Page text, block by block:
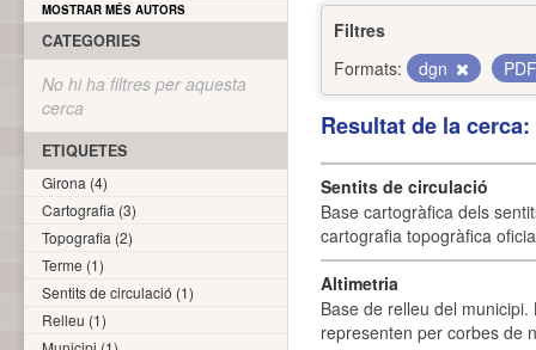
Filtres
Formats:
dgn
Resultat de la
Sentits de circulació
Base cartogràfica dels
cartografia topogràfica
Altimetria
Base de relleu del
representen per corbes de
MOSTRAR MÉS AUTORS
CATEGORIES
No hi ha filtres per aquesta
cerca
ETIQUETES
Girona (4)
Cartografia (3)
Topografia (2)
Terme (1)
Sentits de circulació (1)
Relleu (1)